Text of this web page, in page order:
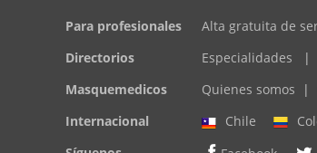
Para profesionales Alta gratuita de
Directorios
Especialidades |
Masquemedicos
Quienes somos |
Internacional
Chile